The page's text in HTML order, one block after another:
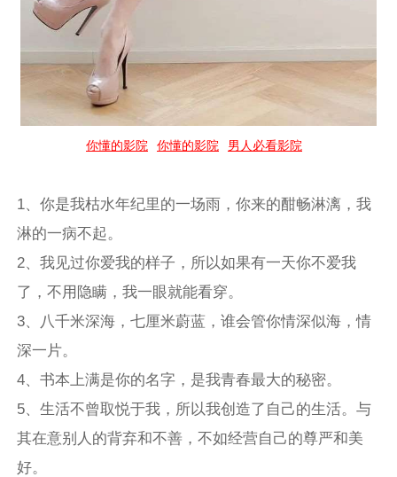
你懂的影院 你懂的影院 男人必看影院
1、你是我枯水年纪里的一场雨，你来的酣畅淋漓，我
淋的一病不起。
2、我见过你爱我的样子，所以如果有一天你不爱我
了，不用隐瞒，我一眼就能看穿。
3、八千米深海，七厘米蔚蓝，谁会管你情深似海，情
深一片。
4、书本上满是你的名字，是我青春最大的秘密。
5、生活不曾取悦于我，所以我创造了自己的生活。与
其在意别人的背弃和不善，不如经营自己的尊严和美
好。